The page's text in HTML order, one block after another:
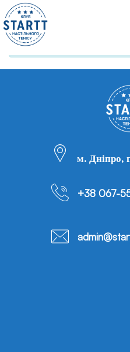
Вам потрібно ввійти,
дописами.
м. Дніпро,
+38 067-